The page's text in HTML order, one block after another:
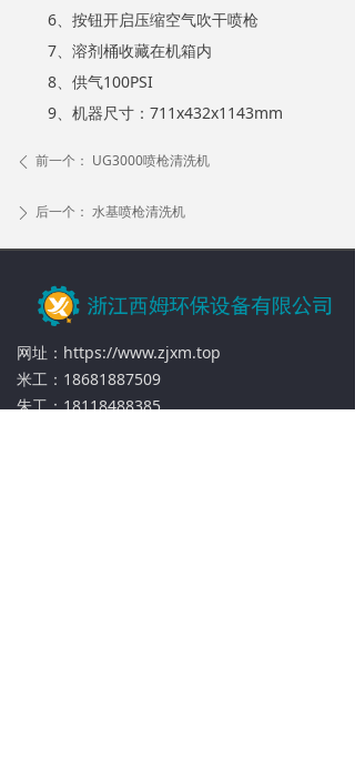
ꄴ 前一个： UG3000喷枪清洗机
ꄲ 后一个： 水基喷枪清洗机
6、按钮开启压缩空气吹干喷枪
7、溶剂桶收藏在机箱内
8、供气100PSI
9、机器尺寸：711x432x1143mm
网址：https://www.zjxm.top
米工：18681887509
朱工：18118488385